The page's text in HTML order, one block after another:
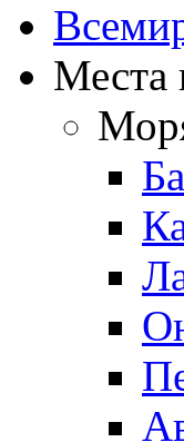
Места